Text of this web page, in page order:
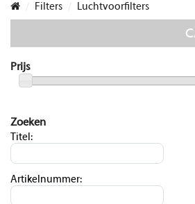
Filters Luchtvoorfilters
Prijs
Zoeken
Titel:
Artikelnummer: